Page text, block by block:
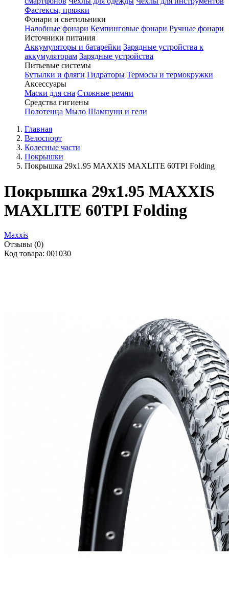
Фастексы, пряжки
Фонари и светильники
Налобные фонари Кемпинговые фонари Ручные фонари
Источники питания
Аккумуляторы и батарейки Зарядные устройства к
аккумуляторам Зарядные устройства
Питьевые системы
Бутылки и фляги Гидраторы Термосы и термокружки
Аксессуары
Маски для сна Стяжные ремни
Средства гигиены
Полотенца Мыло Шампуни и гели
Главная
Велоспорт
Колесные части
Покрышки
Покрышка 29x1.95 MAXXIS MAXLITE 60TPI Folding
Покрышка 29x1.95 MAXXIS
MAXLITE 60TPI Folding
Maxxis
Отзывы (0)
Код товара: 001030